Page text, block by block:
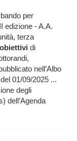
per
edizione - A.A.
terza
obiettivi di
nell’Albo
01/09/2025 ...
degli
dell’Agenda